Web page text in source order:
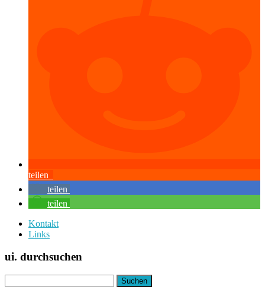
teilen
teilen
teilen
Kontakt
Links
ui. durchsuchen
nach: